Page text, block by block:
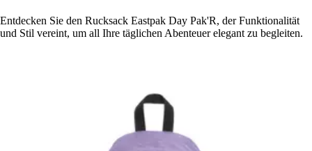
Entdecken Sie den Rucksack Eastpak Day Pak'R, der Funktionalität
und Stil vereint, um all Ihre täglichen Abenteuer elegant zu begleiten.